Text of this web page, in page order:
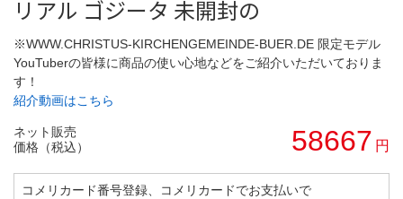
リアル ゴジータ 未開封の
※WWW.CHRISTUS-KIRCHENGEMEINDE-BUER.DE 限定モデル
YouTuberの皆様に商品の使い心地などをご紹介いただいておりま
す！
紹介動画はこちら
ネット販売
価格（税込）
58667 円
コメリカード番号登録、コメリカードでお支払いで